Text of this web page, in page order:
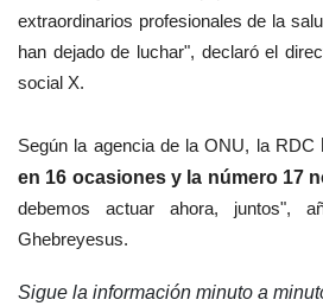
extraordinarios profesionales de la
han dejado de luchar", declaró el
social X.
Según la agencia de la ONU, la RDC
en 16 ocasiones y la número 17
debemos actuar ahora, juntos",
Ghebreyesus.
Sigue la información minuto a